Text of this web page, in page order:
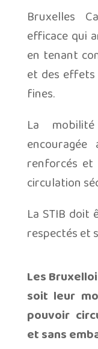
Bruxelles
efficace qui
en tenant
et des
fines.
La
encouragée
renforcés et
circulation
La STIB
respectés et
Les
soit leur
pouvoir
et sans